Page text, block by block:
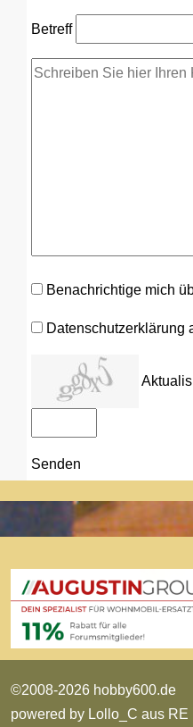
Betreff
Benachrichtige mich
Datenschutzerklärung
Senden
©2008-2026 hobby600.de
powered by Lollo_C aus RE